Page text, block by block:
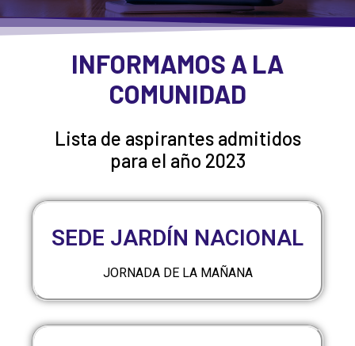
INFORMAMOS A LA
COMUNIDAD
Lista de aspirantes admitidos
para el año 2023
SEDE JARDÍN NACIONAL
JORNADA DE LA MAÑANA